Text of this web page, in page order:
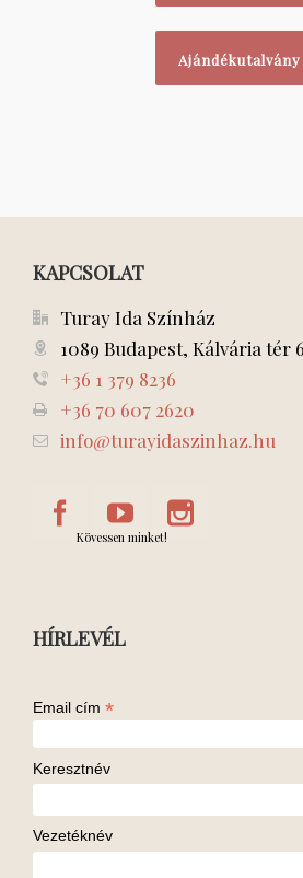
Ajándékutalvány
KAPCSOLAT
Turay Ida Színház
1089 Budapest, Kálvária tér
+36 1 379 8236
+36 70 607 2620
info@turayidaszinhaz.hu
Kövessen minket!
HÍRLEVÉL
Email cím *
Keresztnév
Vezetéknév